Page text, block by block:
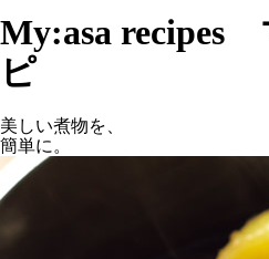
My:asa recipes
ピ
美しい煮物を、
簡単に。